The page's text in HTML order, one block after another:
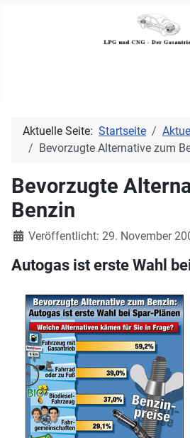
Aktuelle Seite: Startseite
Bevorzugte Alternative zum
Bevorzugte
Benzin
DetailsVeröffentlicht: 29. November
Autogas ist erste Wahl